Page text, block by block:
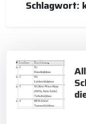
Schlagwort: